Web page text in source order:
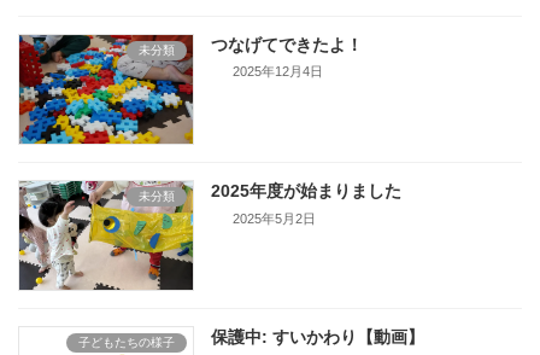
未分類 つなげてできたよ！
2025年12月4日
未分類 2025年度が始まりました
2025年5月2日
子どもたちの様子 保護中: すいかわり【動画】